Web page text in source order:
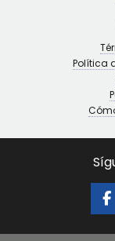
Política